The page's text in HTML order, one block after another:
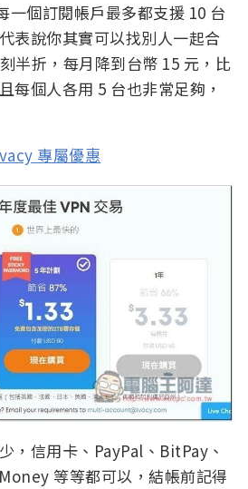
一個訂閱帳戶最多都支援 10 台
表說你其實可以找別人一起合
半折，每月降到台幣 15 元，比
每個人各用 5 台也非常足夠，
專屬優惠
，信用卡、PayPal、BitPay、
等等都可以，結帳前記得